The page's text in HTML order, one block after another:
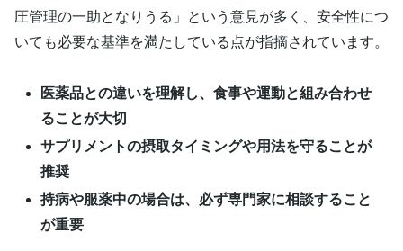
圧管理の一助となりうる」という意見が多く、安全性につ
いても必要な基準を満たしている点が指摘されています。
医薬品との違いを理解し、食事や運動と組み合わせ
ることが大切
サプリメントの摂取タイミングや用法を守ることが
推奨
持病や服薬中の場合は、必ず専門家に相談すること
が重要